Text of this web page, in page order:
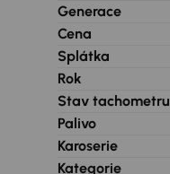
Generace
Cena
Splátka
Rok
Stav tachometru
Palivo
Karoserie
Kategorie